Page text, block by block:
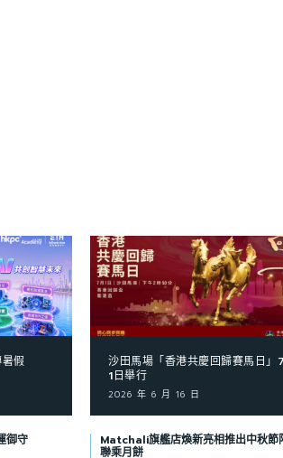
假
沙田馬場「香港共慶回歸賽馬日」
1日舉行
2026 年 6 月 16 日
御守 Matchali旗艦店煥新亮相推出中秋節
聯乘月餅